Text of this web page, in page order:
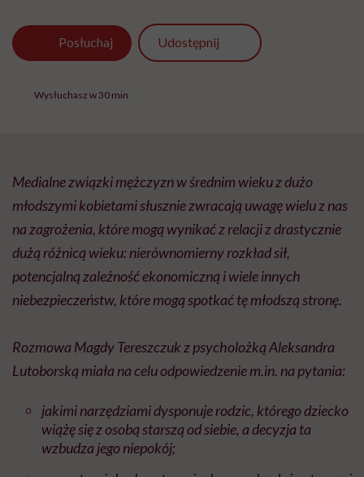
Posłuchaj Udostępnij
Wysłuchasz w 30 min
Medialne związki mężczyzn w średnim wieku z dużo
młodszymi kobietami słusznie zwracają uwagę wielu z nas
na zagrożenia, które mogą wynikać z relacji z drastycznie
dużą różnicą wieku: nierównomierny rozkład sił,
potencjalną zależność ekonomiczną i wiele innych
niebezpieczeństw, które mogą spotkać tę młodszą stronę.
Rozmowa Magdy Tereszczuk z psycholożką Aleksandra
Lutoborską miała na celu odpowiedzeniem.in. na pytania:
jakimi narzędziami dysponuje rodzic, którego dziecko
wiążę się z osobą starszą od siebie, a decyzja ta
wzbudza jego niepokój;